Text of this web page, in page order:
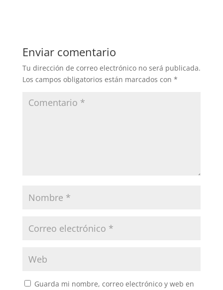
Enviar comentario
Tu dirección de correo electrónico no será publicada.
Los campos obligatorios están marcados con *
Guarda mi nombre, correo electrónico y web en